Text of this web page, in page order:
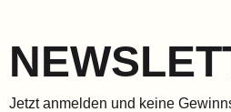
Jetzt anmelden und keine